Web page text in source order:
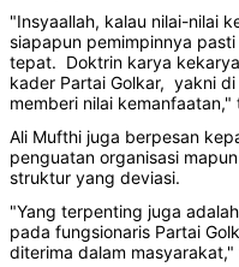
"Insyaallah, kalau nilai-nilai
siapapun pemimpinnya
tepat. Doktrin karya
kader Partai Golkar, yakni
memberi nilai kemanfaatan,"
Ali Mufthi juga berpesan
penguatan organisasi
struktur yang deviasi.
"Yang terpenting juga
pada fungsionaris Partai
diterima dalam masyarakat,"